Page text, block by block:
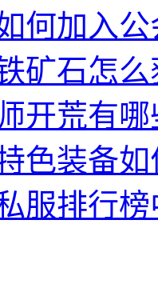
何加入公
矿石怎
开荒有
色装备
服排行